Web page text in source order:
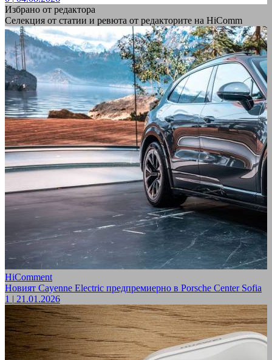
Избрано от редактора
Селекция от статии и ревюта от редакторите на HiComm
HiComment
Новият Cayenne Electric предпремиерно в Porsche Center Sofia
1 | 21.01.2026